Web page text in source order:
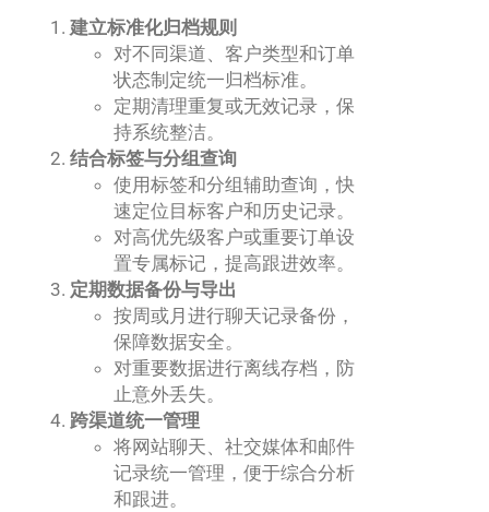
建立标准化归档规则
对不同渠道、客户类型和订单
状态制定统一归档标准。
定期清理重复或无效记录，保
持系统整洁。
结合标签与分组查询
使用标签和分组辅助查询，快
速定位目标客户和历史记录。
对高优先级客户或重要订单设
置专属标记，提高跟进效率。
定期数据备份与导出
按周或月进行聊天记录备份，
保障数据安全。
对重要数据进行离线存档，防
止意外丢失。
跨渠道统一管理
将网站聊天、社交媒体和邮件
记录统一管理，便于综合分析
和跟进。